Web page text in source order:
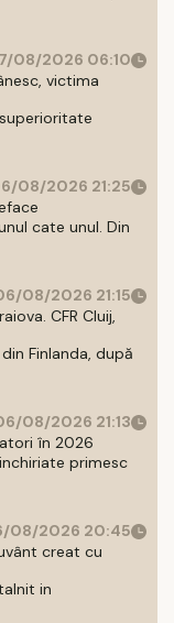
08/2026 06:10
victima
08/2026 21:25
cate unul. Din
08/2026 21:15
CFR Cluij,
Finlanda, după
08/2026 21:13
în 2026
primesc
08/2026 20:45
creat cu
in